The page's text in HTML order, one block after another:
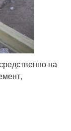
на